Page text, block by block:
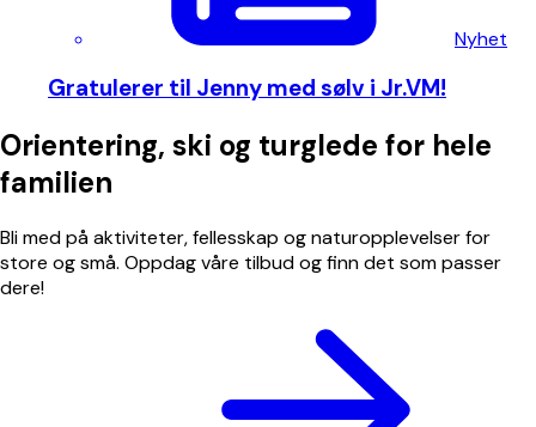
Nyhet
Gratulerer til Jenny med sølv i Jr.VM!
Orientering, ski og turglede for hele
familien
Bli med på aktiviteter, fellesskap og naturopplevelser for
store og små. Oppdag våre tilbud og finn det som passer
dere!